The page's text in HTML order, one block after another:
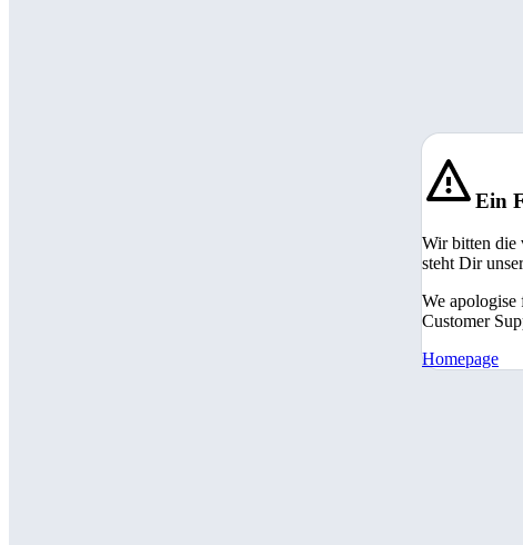
Ein
Wir bitten die
steht Dir
We apologise
Customer
Homepage